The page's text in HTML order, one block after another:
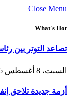
Close Menu
What's Hot
تصاعد التوتر بين
السبت، 8 أغسطس 2026
أزمة جديدة تلاحق